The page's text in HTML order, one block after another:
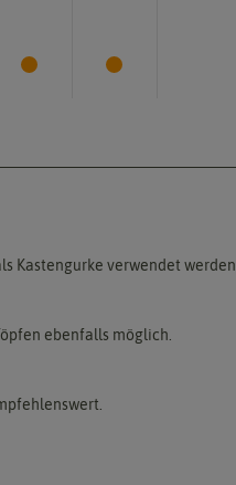
Kastengurke verwendet werden.
ebenfalls möglich.